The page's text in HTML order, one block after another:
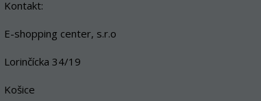
Kontakt:
E-shopping center, s.r.o
Lorinčícka 34/19
Košice